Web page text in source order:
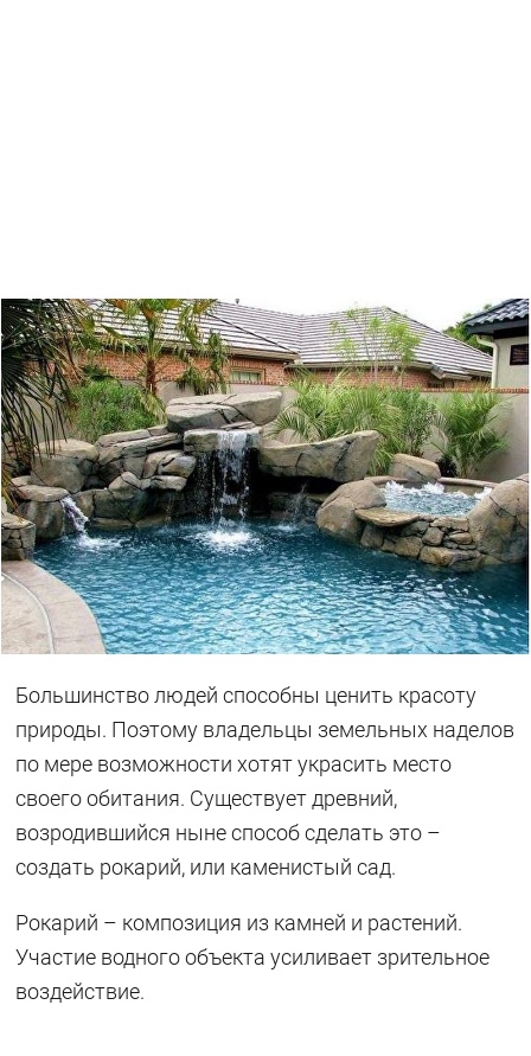
Большинство людей способны ценить красоту
природы. Поэтому владельцы земельных наделов
по мере возможности хотят украсить место
своего обитания. Существует древний,
возродившийся ныне способ сделать это –
создать рокарий, или каменистый сад.
Рокарий – композиция из камней и растений.
Участие водного объекта усиливает зрительное
воздействие.